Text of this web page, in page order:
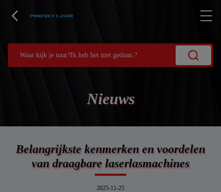
Nieuws
Belangrijkste kenmerken en voordelen
van draagbare laserlasmachines
2025-11-25